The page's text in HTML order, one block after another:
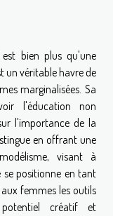
est bien plus qu'une
un véritable havre de
marginalisées. Sa
l'éducation non
l'importance de la
en offrant une
visant à
se positionne en tant
femmes les outils
potentiel créatif et